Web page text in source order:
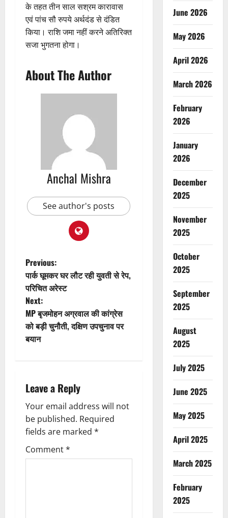
के तहत तीन साल सश्रम कारावास
एवं पांच सौ रुपये अर्थदंड से दंडित
किया। राशि जमा नहीं करने अतिरिक्त
सजा भुगतना होगा।
About The Author
Anchal Mishra
See author's posts
P
o
s
t
v
i
g
a
Previous:
पार्क घूमकर घर लौट रही युवती से रेप,
परिचित अरेस्ट
Next:
MP बृजमोहन अग्रवाल की कांग्रेस
को बड़ी चुनौती, दक्षिण उपचुनाव पर
बयान
Leave a Reply
Your email address will not
be published. Required
fields are marked *
Comment*
June 2026
May 2026
April 2026
March 2026
February
2026
January
2026
December
2025
November
2025
October
2025
September
2025
August
2025
July 2025
June 2025
May 2025
April 2025
March 2025
February
2025